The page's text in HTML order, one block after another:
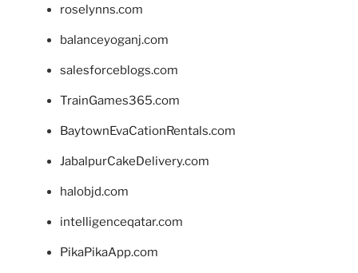
roselynns.com
balanceyoganj.com
salesforceblogs.com
TrainGames365.com
BaytownEvaCationRentals.com
JabalpurCakeDelivery.com
halobjd.com
intelligenceqatar.com
PikaPikaApp.com